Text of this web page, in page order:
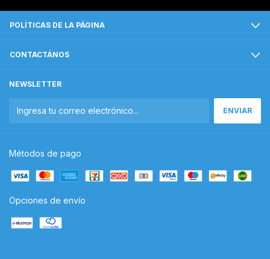
POLÍTICAS DE LA PÁGINA
CONTACTÁNOS
NEWSLETTER
Métodos de pago
Opciones de envío